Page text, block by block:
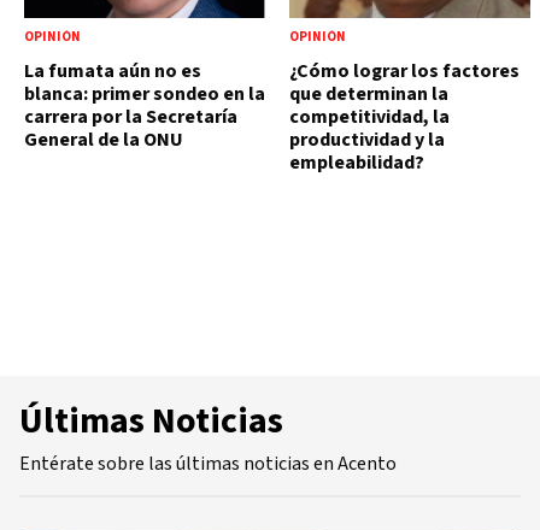
OPINIÓN
La fumata aún no es
blanca: primer sondeo en la
carrera por la Secretaría
General de la ONU
OPINIÓN
¿Cómo lograr los factores
que determinan la
competitividad, la
productividad y la
empleabilidad?